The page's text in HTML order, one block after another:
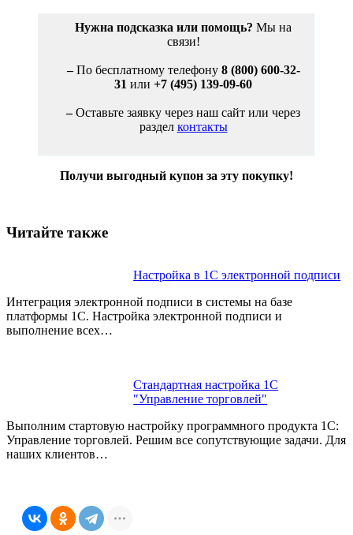
Нужна подсказка или помощь? Мы на
связи!
–По бесплатному телефону 8 (800) 600-32-
31 или +7 (495) 139-09-60
–Оставьте заявку через наш сайт или через
раздел контакты
Получи выгодный купон за эту покупку!
Читайте также
Настройка в 1С электронной подписи
Интеграция электронной подписи в системы на базе
платформы 1С. Настройка электронной подписи и
выполнение всех…
Стандартная настройка 1С
"Управление торговлей"
Выполним стартовую настройку программного продукта 1С:
Управление торговлей. Решим все сопутствующие задачи. Для
наших клиентов…